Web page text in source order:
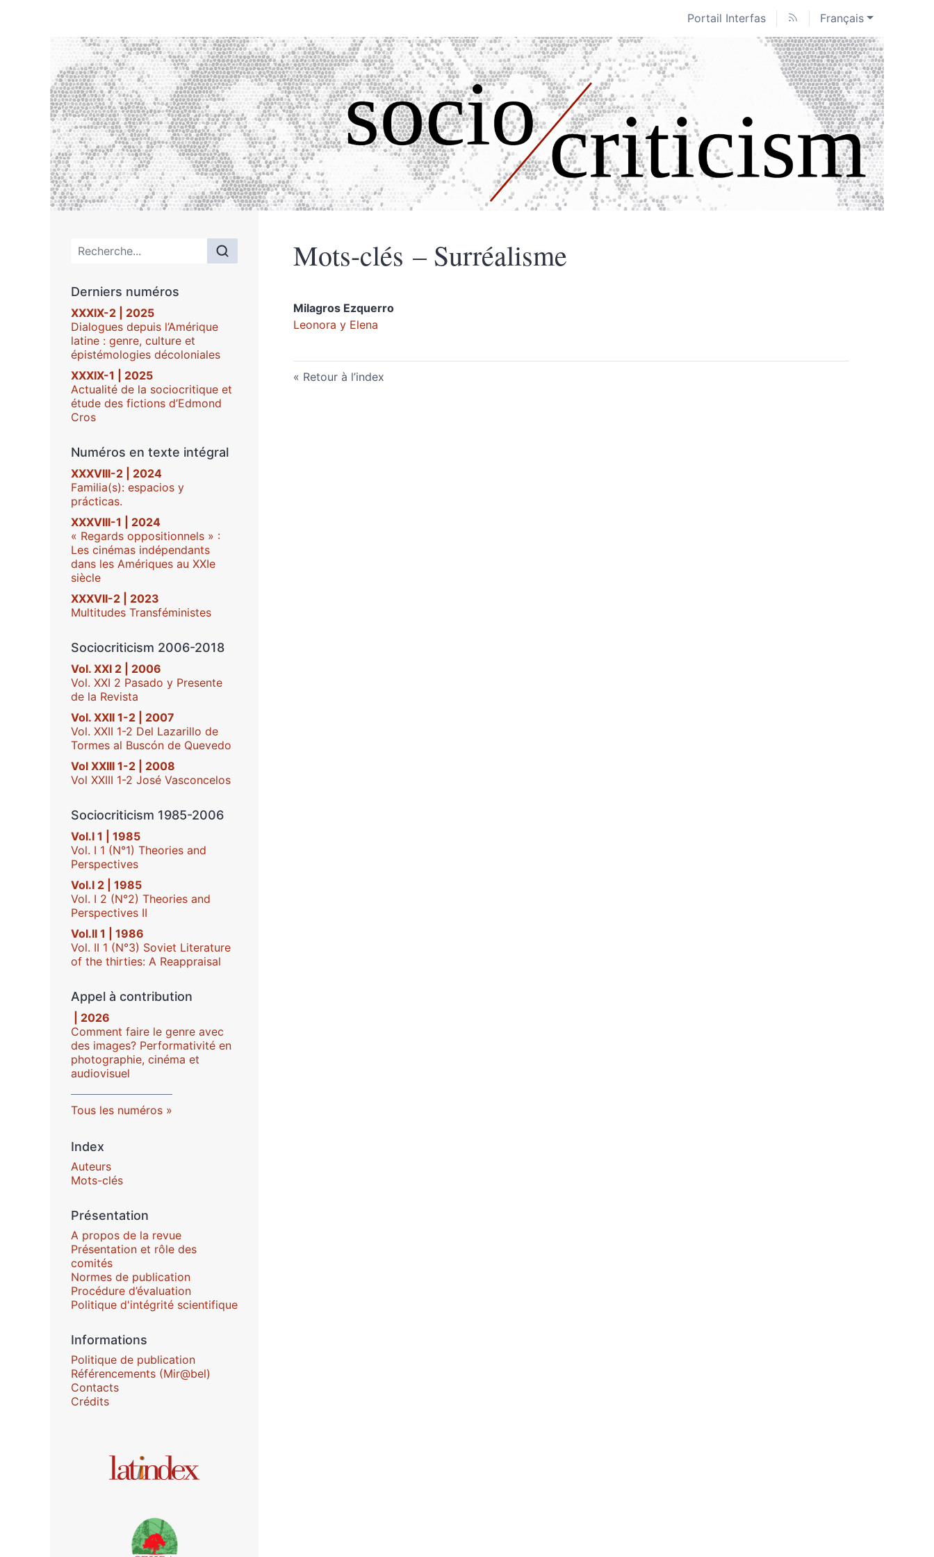
Portail Interfas Français
Menu principal
Derniers numéros
XXXIX-2 | 2025
Dialogues depuis l’Amérique
latine : genre, culture et
épistémologies décoloniales
XXXIX-1 | 2025
Actualité de la sociocritique et
étude des fictions d’Edmond
Cros
Numéros en texte intégral
XXXVIII-2 | 2024
Familia(s): espacios y
prácticas.
XXXVIII-1 | 2024
« Regards oppositionnels » :
Les cinémas indépendants
dans les Amériques au XXIe
siècle
XXXVII-2 | 2023
Multitudes Transféministes
Sociocriticism 2006-2018
Vol. XXI 2 | 2006
Vol. XXI 2 Pasado y Presente
de la Revista
Vol. XXII 1-2 | 2007
Vol. XXII 1-2 Del Lazarillo de
Tormes al Buscón de Quevedo
Vol XXIII 1-2 | 2008
Vol XXIII 1-2 José Vasconcelos
Sociocriticism 1985-2006
Vol.I 1 | 1985
Vol. I 1 (N°1) Theories and
Perspectives
Vol.I 2 | 1985
Vol. I 2 (N°2) Theories and
Perspectives II
Vol.II 1 | 1986
Vol. II 1 (N°3) Soviet Literature
of the thirties: A Reappraisal
Appel à contribution
| 2026
Comment faire le genre avec
des images? Performativité en
photographie, cinéma et
audiovisuel
Tous les numéros
Index
Auteurs
Mots-clés
Présentation
A propos de la revue
Présentation et rôle des
comités
Normes de publication
Procédure d’évaluation
Politique d'intégrité scientifique
Informations
Politique de publication
Référencements (Mir@bel)
Contacts
Crédits
Affiliations/partenaires
Mots-clés – Surréalisme
Milagros Ezquerro
Leonora y Elena
Retour à l’index